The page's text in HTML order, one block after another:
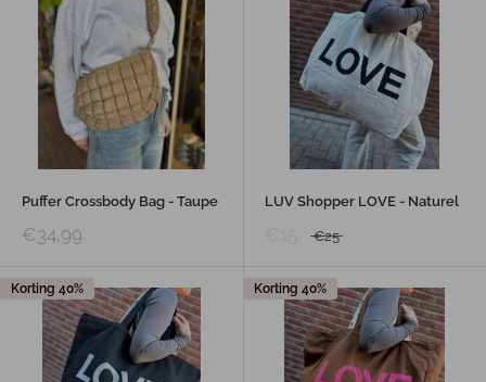
Puffer Crossbody Bag - Taupe
€34,99
LUV Shopper LOVE - Naturel
€25
Korting 40% Korting 40%